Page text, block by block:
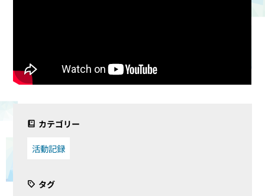
カテゴリー
活動記録
タグ